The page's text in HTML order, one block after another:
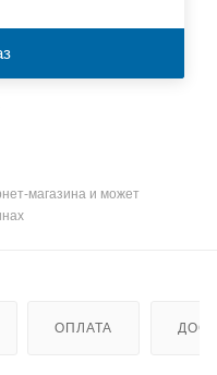
магазина и может
ОПЛАТА